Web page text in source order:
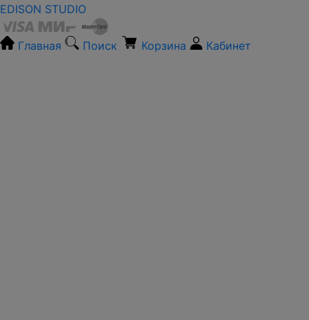
EDISON STUDIO
Главная Поиск Корзина Кабинет